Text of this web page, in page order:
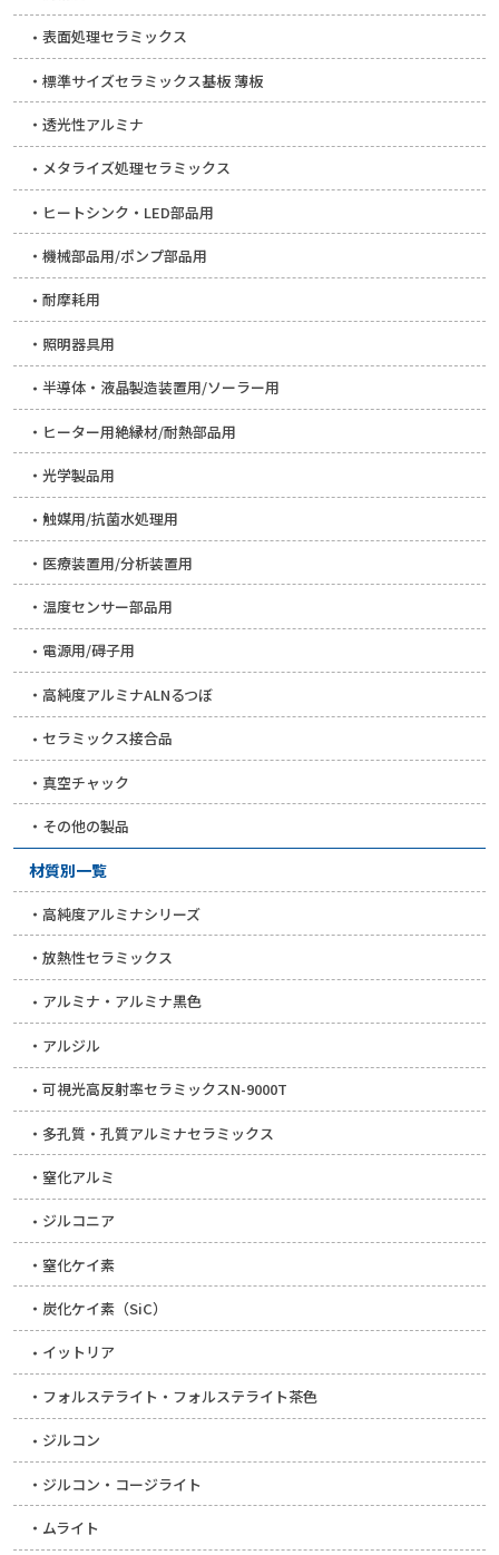
表面処理セラミックス
標準サイズセラミックス基板 薄板
透光性アルミナ
メタライズ処理セラミックス
ヒートシンク・LED部品用
機械部品用/ポンプ部品用
耐摩耗用
照明器具用
半導体・液晶製造装置用/ソーラー用
ヒーター用絶縁材/耐熱部品用
光学製品用
触媒用/抗菌水処理用
医療装置用/分析装置用
温度センサー部品用
電源用/碍子用
高純度アルミナALNるつぼ
セラミックス接合品
真空チャック
その他の製品
材質別一覧
高純度アルミナシリーズ
放熱性セラミックス
アルミナ・アルミナ黒色
アルジル
可視光高反射率セラミックスN-9000T
多孔質・孔質アルミナセラミックス
窒化アルミ
ジルコニア
窒化ケイ素
炭化ケイ素（SiC）
イットリア
フォルステライト・フォルステライト茶色
ジルコン
ジルコン・コージライト
ムライト